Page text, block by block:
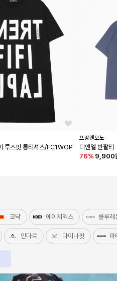
루즈핏 롱티셔츠/FC1WOP
프랑켄모노
디앤엘 반팔티
76% 9,900
코닥 에이치덱스 룰루레
안다르 다이나핏 파